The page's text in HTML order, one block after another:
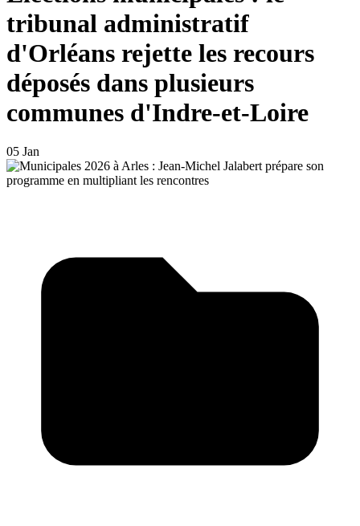
tribunal administratif
d'Orléans rejette les recours
déposés dans plusieurs
communes d'Indre-et-Loire
05 Jan